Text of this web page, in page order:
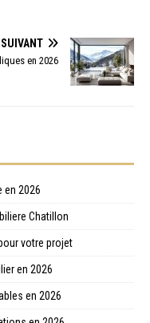
SUIVANT
en 2026
en 2026
Chatillon
votre projet
en 2026
en 2026